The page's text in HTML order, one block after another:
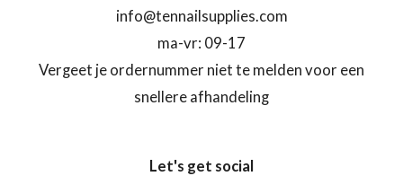
info@tennailsupplies.com
ma-vr: 09-17
Vergeet je ordernummer niet te melden voor een
snellere afhandeling
Let's get social